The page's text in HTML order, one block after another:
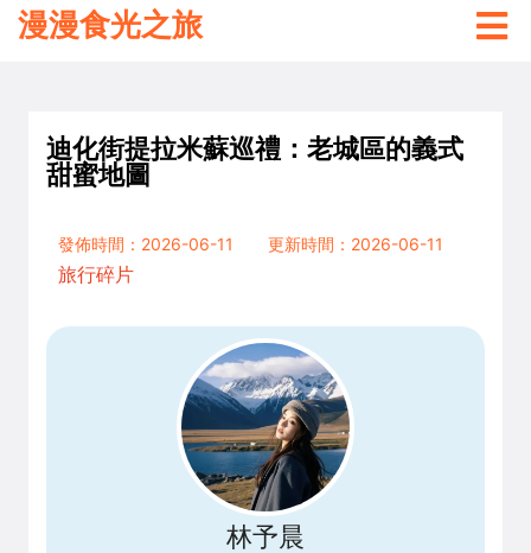
漫漫食光之旅
迪化街提拉米蘇巡禮：老城區的義式
甜蜜地圖
發佈時間：2026-06-11
更新時間：2026-06-11
旅行碎片
林予晨